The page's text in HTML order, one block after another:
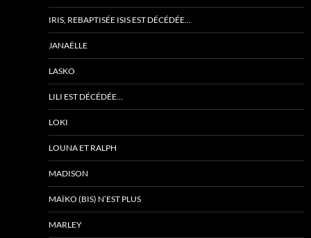
IRIS, REBAPTISÉE ISIS EST DÉCÉDÉE…
JANAËLLE
LASKO
LILI EST DÉCÉDÉE…
LOKI
LOUNA ET RALPH
MADISON
MAÏKO (BIS) N’EST PLUS
MARLEY